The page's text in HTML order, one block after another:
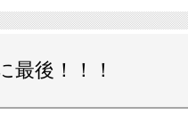
最後！！！